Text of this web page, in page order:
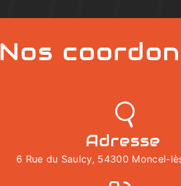
Nos
Adresse
6 Rue du Saulcy, 54300 Moncel-